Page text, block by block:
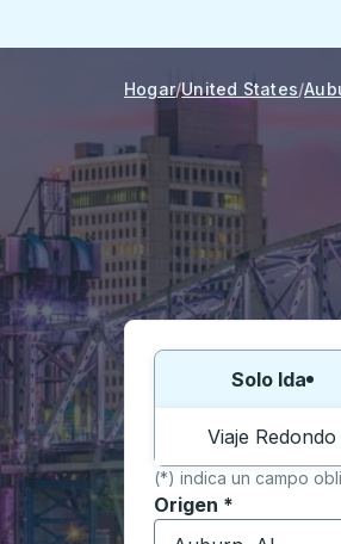
Hogar United States
Elija una forma o
Solo Ida
Viaje Redondo
(*) indica un campo
Origen *
Comience a